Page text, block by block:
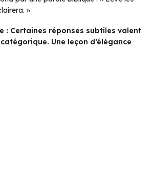
»
: Certaines réponses subtiles valent
Une leçon d’élégance